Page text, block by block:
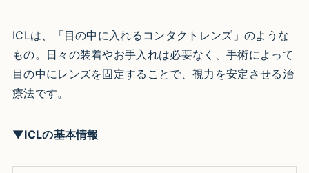
ICLは、「目の中に入れるコンタクトレンズ」のような
もの。日々の装着やお手入れは必要なく、手術によって
目の中にレンズを固定することで、視力を安定させる治
療法です。
▼ICLの基本情報